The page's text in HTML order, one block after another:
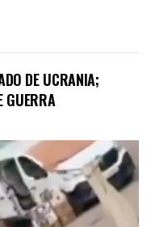
DE UCRANIA;
GUERRA